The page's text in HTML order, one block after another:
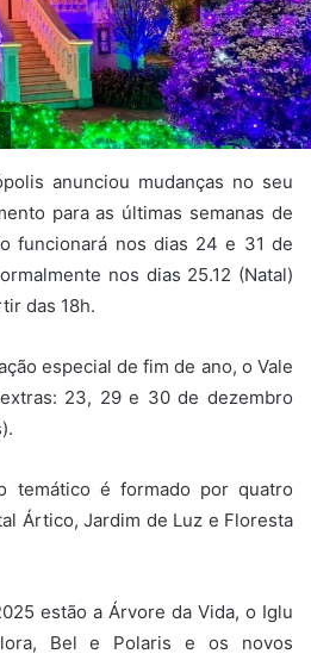
anunciou mudanças no seu
para as últimas semanas de
funcionará nos dias 24 e 31 de
nos dias 25.12 (Natal)
das 18h.
especial de fim de ano, o Vale
23, 29 e 30 de dezembro
temático é formado por quatro
Ártico, Jardim de Luz e Floresta
estão a Árvore da Vida, o Iglu
Bel e Polaris e os novos